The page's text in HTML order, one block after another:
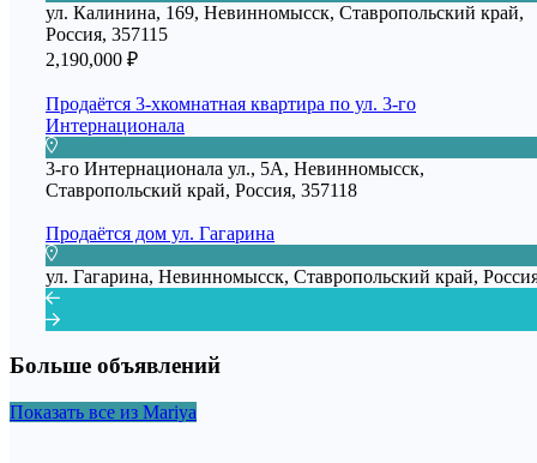
ул. Калинина, 169, Невинномысск, Ставропольский край,
Россия, 357115
2,190,000 ₽
Продаётся 3-хкомнатная квартира по ул. 3-го
Интернационала
3-го Интернационала ул., 5А, Невинномысск,
Ставропольский край, Россия, 357118
Продаётся дом ул. Гагарина
ул. Гагарина, Невинномысск, Ставропольский край,
Больше объявлений
Показать все из Mariya